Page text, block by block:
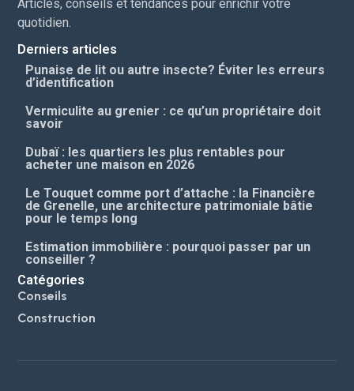
Articles, conseils et tendances pour enrichir votre
quotidien.
Derniers articles
Punaise de lit ou autre insecte? Éviter les erreurs
d’identification
Vermiculite au grenier : ce qu’un propriétaire doit
savoir
Dubaï : les quartiers les plus rentables pour
acheter une maison en 2026
Le Touquet comme port d’attache : la Financière
de Grenelle, une architecture patrimoniale bâtie
pour le temps long
Estimation immobilière : pourquoi passer par un
conseiller ?
Catégories
Conseils
Construction